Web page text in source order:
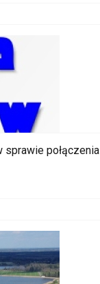
sprawie połączenia